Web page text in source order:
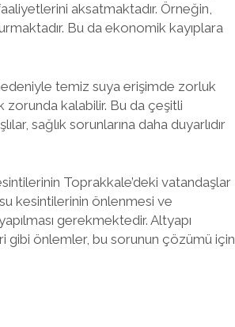
aksatmaktadır. Örneğin,
Bu da ekonomik kayıplara
temiz suya erişimde zorluk
zorunda kalabilir. Bu da çeşitli
sağlık sorunlarına daha duyarlıdır
Toprakkale’deki vatandaşlar
kesintilerinin önlenmesi ve
gerekmektedir. Altyapı
gibi önlemler, bu sorunun çözümü için